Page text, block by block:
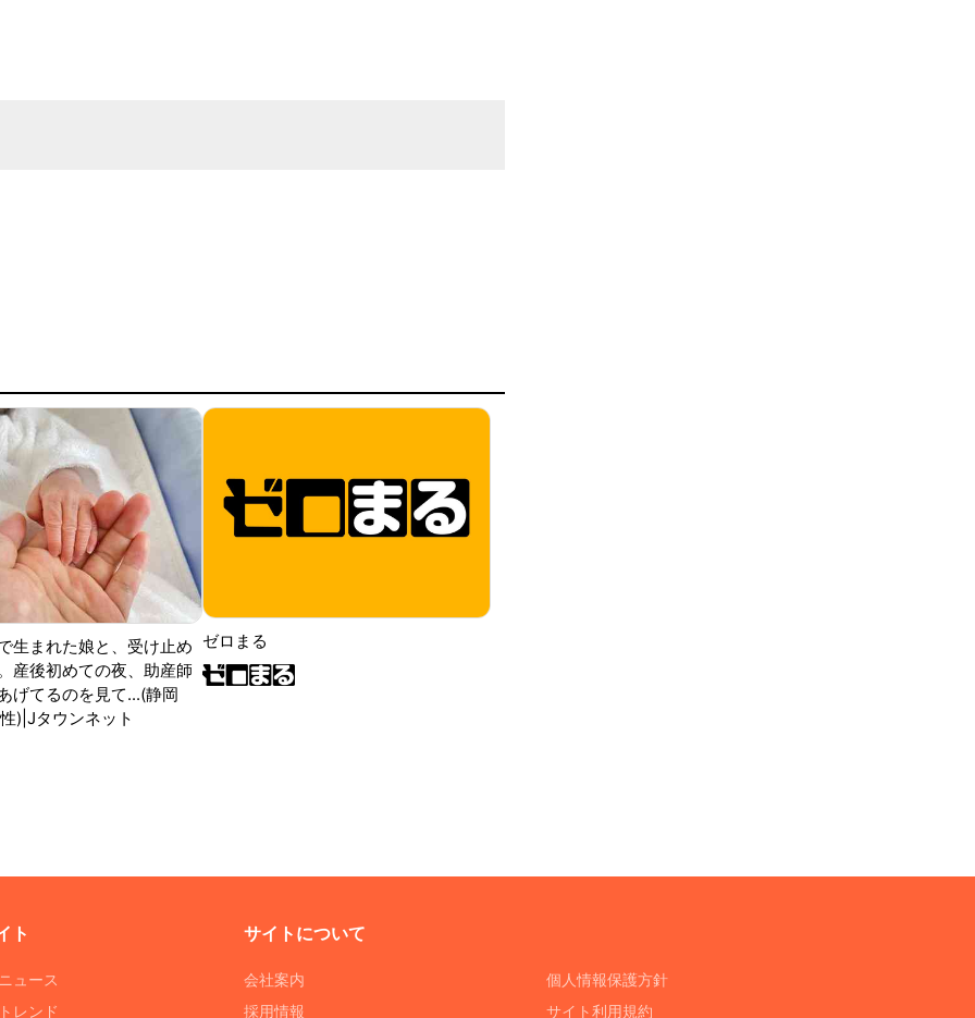
生まれた娘と、受け止め
産後初めての夜、助産師
げてるのを見て...(静岡
)|Jタウンネット
ゼロまる
ト
ュース
レンド
サイトについて
会社案内
採用情報
個人情報保護方針
サイト利用規約